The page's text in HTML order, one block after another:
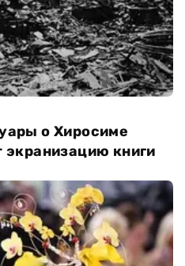
о Хиросиме
экранизацию книги